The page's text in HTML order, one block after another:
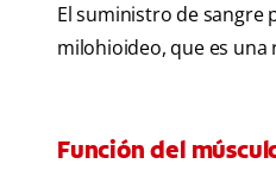
El suministro de sangre
milohioideo, que es una
Función del